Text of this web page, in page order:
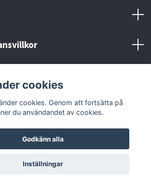
jarsekidsPowered by Quickbutik
cookies
cookies. Genom att fortsätta på
du användandet av cookies.
Godkänn alla
Inställningar